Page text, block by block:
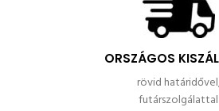
ORSZÁGOS
rövid
futárszolgálattal